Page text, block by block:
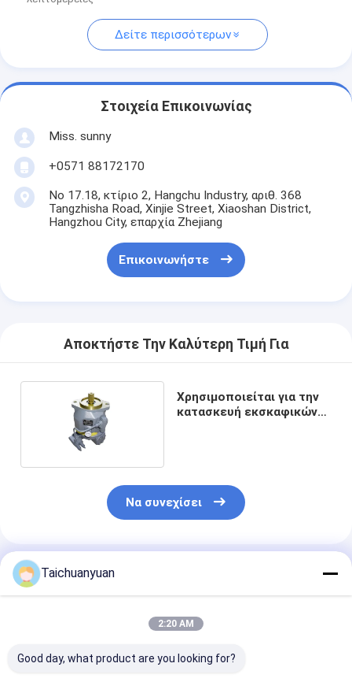
Δείτε περισσότερων
Στοιχεία Επικοινωνίας
Miss. sunny
+0571 88172170
Νο 17.18, κτίριο 2, Hangchu Industry, αριθ. 368
Tangzhisha Road, Xinjie Street, Xiaoshan District,
Hangzhou City, επαρχία Zhejiang
Επικοινωνήστε
Αποκτήστε Την Καλύτερη Τιμή Για
Χρησιμοποιείται για την
κατασκευή εκσκαφικών
Να συνεχίσει
Συνιστώμενα Προϊόντα
Taichuanyuan
2:20 AM
Good day, what product are you looking for?